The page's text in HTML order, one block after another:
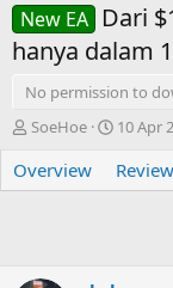
New EA
Dari
hanya dalam
No permission to
T
r
e
t
SoeHoe
S
a
r
10 Apr
Overview